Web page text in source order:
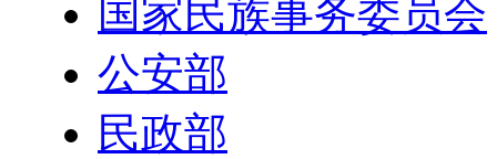
国家民族事务委员会
公安部
民政部